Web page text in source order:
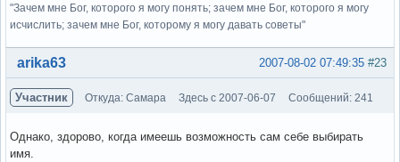
"Зачем мне Бог, которого я могу понять; зачем мне Бог, которого я могу
исчислить; зачем мне Бог, которому я могу давать советы"
Вне форума #23
2007-08-02 07:49:35
arika63
Участник Откуда: Самара Здесь с 2007-06-07 Сообщений: 241
Однако, здорово, когда имеешь возможность сам себе выбирать
имя.